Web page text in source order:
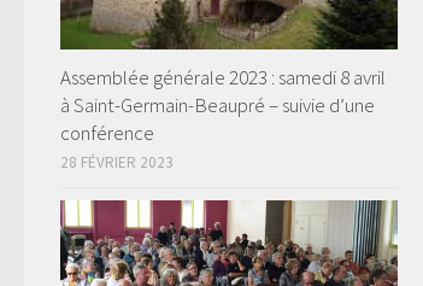
Assemblée générale 2023 : samedi 8 avril
à Saint-Germain-Beaupré – suivie d’une
conférence
28 FÉVRIER 2023